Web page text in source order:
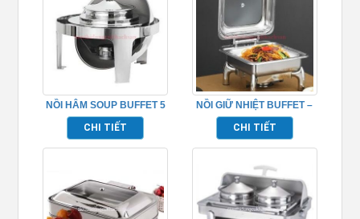
NỒI HÂM SOUP BUFFET 5
LÍT TP697004
CHI TIẾT
NỒI GIỮ NHIỆT BUFFET –
TP697017
CHI TIẾT